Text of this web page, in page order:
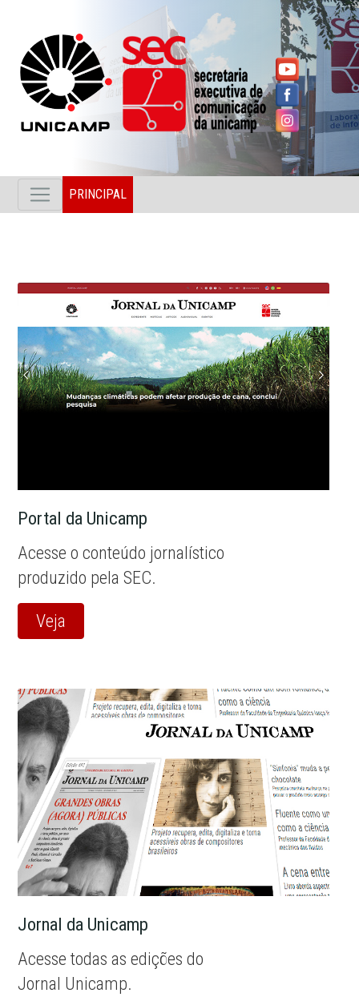
PRINCIPAL
Portal da Unicamp
Acesse o conteúdo jornalístico
produzido pela SEC.
Veja
Jornal da Unicamp
Acesse todas as edições do
Jornal Unicamp.